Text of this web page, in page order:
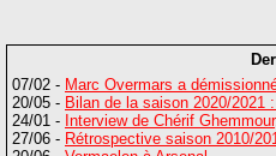
07/02 - Marc Overmars a
20/05 - Bilan de la saison 2020/2021
24/01 - Interview de Chérif
27/06 - Rétrospective saison 2010/